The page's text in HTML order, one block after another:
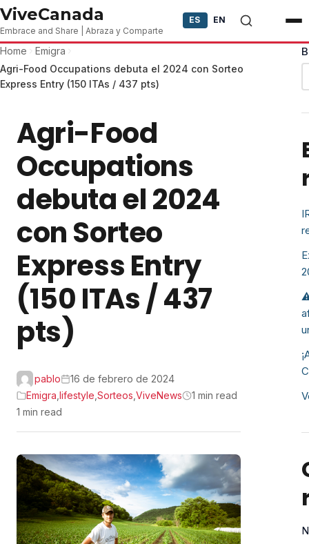
Skip to content
ViveCanada
Embrace and Share | Abraza y Comparte
ES EN
Home
Emigra
Agri-Food Occupations debuta el 2024 con Sorteo
Express Entry (150 ITAs / 437 pts)
Agri-Food
Occupations
debuta el 2024
con Sorteo
Express Entry
(150 ITAs / 437
pts)
pablo
16 de febrero de 2024
Emigra lifestyle Sorteos ViveNews
1 min read
1 min read